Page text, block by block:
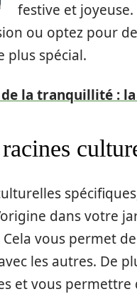
festive et joyeuse.
ou optez pour
plus spécial.
la tranquillité :
dans votre
vous permet
les autres. De
et vous permettre